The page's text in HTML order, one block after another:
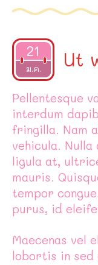
21
ม.ค.
2015 Ut
Pellentesque
interdum
fringilla. Nam
vehicula. Nulla
ligula at,
mauris.
tempor
purus, id
Maecenas vel
lobortis in sed